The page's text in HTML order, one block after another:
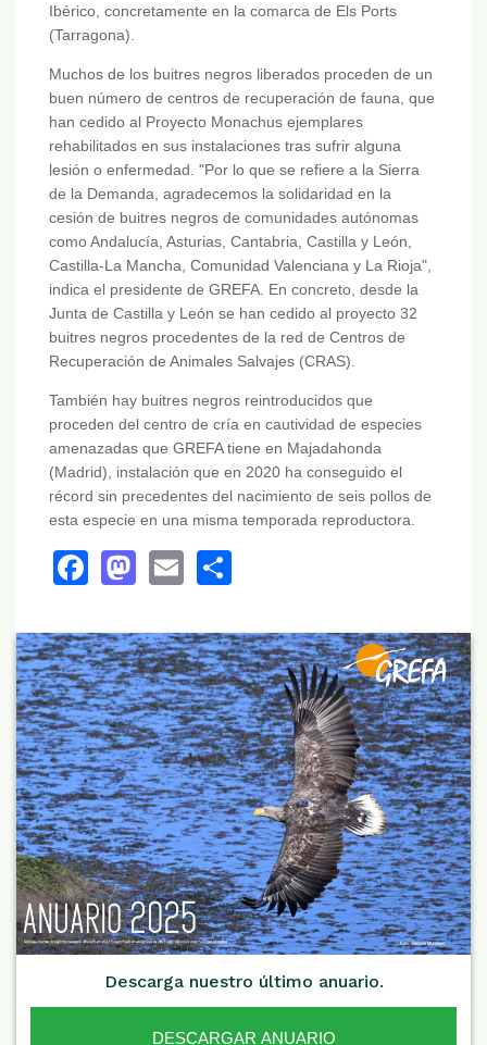
Ibérico, concretamente en la comarca de Els Ports
(Tarragona).
Muchos de los buitres negros liberados proceden de un
buen número de centros de recuperación de fauna, que
han cedido al Proyecto Monachus ejemplares
rehabilitados en sus instalaciones tras sufrir alguna
lesión o enfermedad. "Por lo que se refiere a la Sierra
de la Demanda, agradecemos la solidaridad en la
cesión de buitres negros de comunidades autónomas
como Andalucía, Asturias, Cantabria, Castilla y León,
Castilla-La Mancha, Comunidad Valenciana y La Rioja",
indica el presidente de GREFA. En concreto, desde la
Junta de Castilla y León se han cedido al proyecto 32
buitres negros procedentes de la red de Centros de
Recuperación de Animales Salvajes (CRAS).
También hay buitres negros reintroducidos que
proceden del centro de cría en cautividad de especies
amenazadas que GREFA tiene en Majadahonda
(Madrid), instalación que en 2020 ha conseguido el
récord sin precedentes del nacimiento de seis pollos de
esta especie en una misma temporada reproductora.
Facebook
Mastodon
Email
Descarga nuestro último anuario.
DESCARGAR ANUARIO